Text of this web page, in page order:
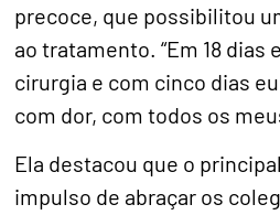
precoce, que possibilitou
ao tratamento. “Em 18 dias
cirurgia e com cinco dias
com dor, com todos os
Ela destacou que o
impulso de abraçar os